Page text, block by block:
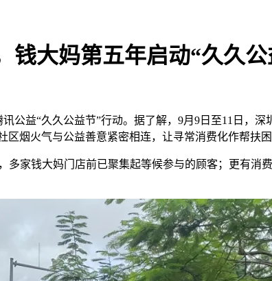
钱大妈第五年启动“久久
益“久久公益节”行动。据了解，9月9日至11日，
烟火气与公益善意紧密相连，让寻常消费化作帮扶困
家钱大妈门店前已聚集起等候参与的顾客；更有消